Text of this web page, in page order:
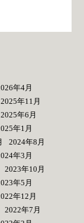
年4月
2025年11月
2025年6月
年1月
2024年8月
年3月
2023年10月
年5月
年12月
2022年7月